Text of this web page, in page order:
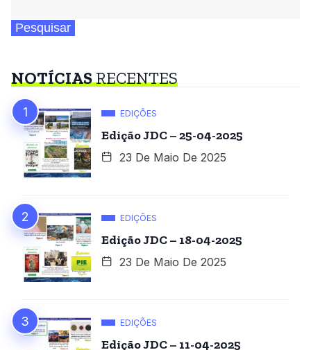
Pesquisar
NOTÍCIASRECENTES
EDIÇÕES
Edição JDC – 25-04-2025
23 De Maio De 2025
EDIÇÕES
Edição JDC – 18-04-2025
23 De Maio De 2025
EDIÇÕES
Edição JDC – 11-04-2025